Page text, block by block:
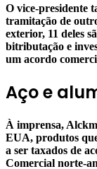
O vice-presidente
tramitação de
exterior, 11 deles
bitributação e
um acordo
Aço e
À imprensa,
EUA, produtos
a ser taxados de
Comercial norte-